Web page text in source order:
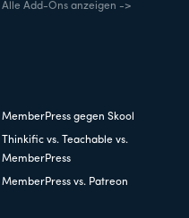
Alle Add-Ons anzeigen ->
MemberPress gegen Skool
Thinkific vs. Teachable vs.
MemberPress
MemberPress vs. Patreon